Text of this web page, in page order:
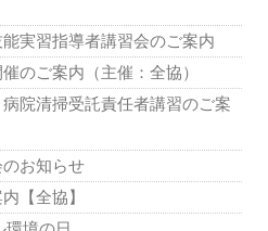
実習指導者講習会のご案内
のご案内（主催：全協）
院清掃受託責任者講習のご案
お知らせ
【全協】